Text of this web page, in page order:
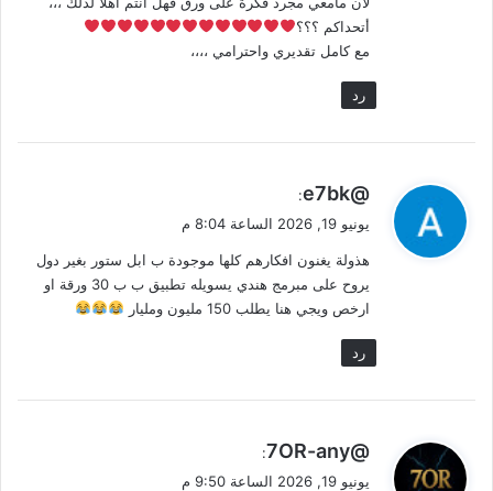
أتحداكم ؟؟؟
مع كامل تقديري واحترامي ،،،،
رد
ي
ل
@e7bk
:
يونيو 19, 2026 الساعة 8:04 م
هذولة يغنون افكارهم كلها موجودة ب ابل ستور بغير دول
يروح على مبرمج هندي يسويله تطبيق ب ب 30 ورقة او
ارخص ويجي هنا يطلب 150 مليون ومليار
رد
ي
@7OR-any
:
يونيو 19, 2026 الساعة 9:50 م